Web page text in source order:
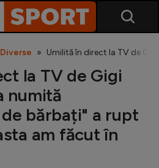
Diverse Umilită în direct la TV de
la TV de Gigi
numită
bărbați" a rupt
am făcut în